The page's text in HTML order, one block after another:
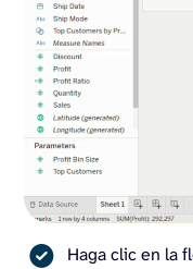
Haga clic en la